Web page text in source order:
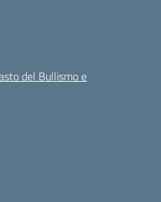
del Bullismo e